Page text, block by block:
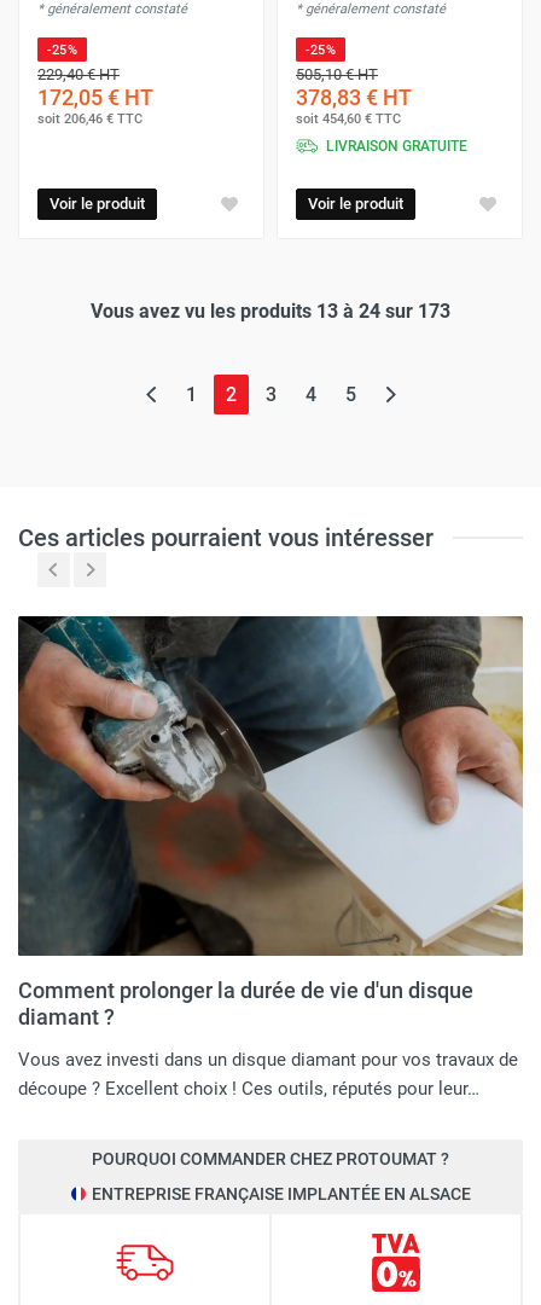
* généralement constaté
-25%
229,40 €HT
172,05 € HT
soit 206,46 € TTC
Voir le produit
* généralement constaté
-25%
505,10 €HT
378,83 € HT
soit 454,60 € TTC
LIVRAISON GRATUITE
Voir le produit
Vous avez vu les produits 13 à 24 sur 173
1 2(page actuelle)
3 4 5
Ces articles pourraient vous intéresser
Comment prolonger la durée de vie d'un disque
diamant ?
Vous avez investi dans un disque diamant pour vos travaux de
découpe ? Excellent choix ! Ces outils, réputés pour leur…
POURQUOI COMMANDER CHEZ PROTOUMAT ?
ENTREPRISE FRANÇAISE IMPLANTÉE EN ALSACE